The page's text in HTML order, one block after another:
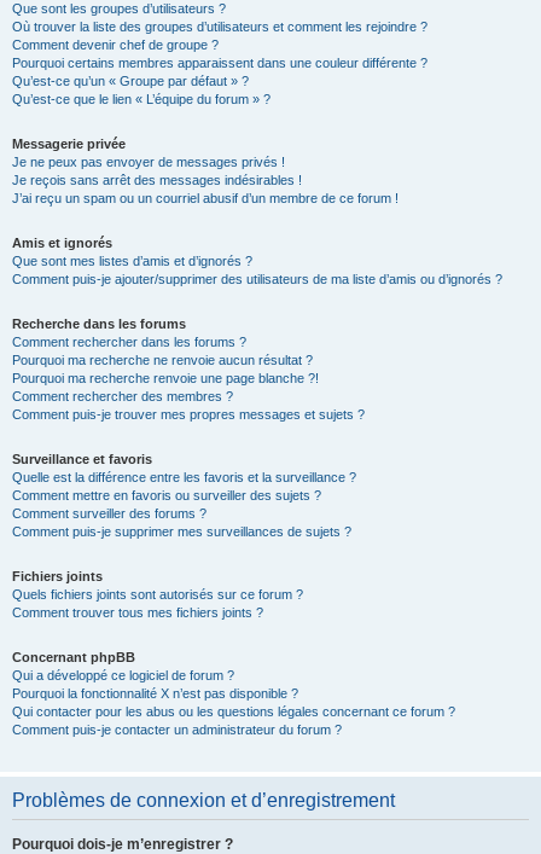
Que sont les groupes d’utilisateurs ?
Où trouver la liste des groupes d’utilisateurs et comment les rejoindre ?
Comment devenir chef de groupe ?
Pourquoi certains membres apparaissent dans une couleur différente ?
Qu’est-ce qu’un « Groupe par défaut » ?
Qu’est-ce que le lien « L’équipe du forum » ?
Messagerie privée
Je ne peux pas envoyer de messages privés !
Je reçois sans arrêt des messages indésirables !
J’ai reçu un spam ou un courriel abusif d’un membre de ce forum !
Amis et ignorés
Que sont mes listes d’amis et d’ignorés ?
Comment puis-je ajouter/supprimer des utilisateurs de ma liste d’amis ou d’ignorés ?
Recherche dans les forums
Comment rechercher dans les forums ?
Pourquoi ma recherche ne renvoie aucun résultat ?
Pourquoi ma recherche renvoie une page blanche ?!
Comment rechercher des membres ?
Comment puis-je trouver mes propres messages et sujets ?
Surveillance et favoris
Quelle est la différence entre les favoris et la surveillance ?
Comment mettre en favoris ou surveiller des sujets ?
Comment surveiller des forums ?
Comment puis-je supprimer mes surveillances de sujets ?
Fichiers joints
Quels fichiers joints sont autorisés sur ce forum ?
Comment trouver tous mes fichiers joints ?
Concernant phpBB
Qui a développé ce logiciel de forum ?
Pourquoi la fonctionnalité X n’est pas disponible ?
Qui contacter pour les abus ou les questions légales concernant ce forum ?
Comment puis-je contacter un administrateur du forum ?
Problèmes de connexion et d’enregistrement
Pourquoi dois-je m’enregistrer ?